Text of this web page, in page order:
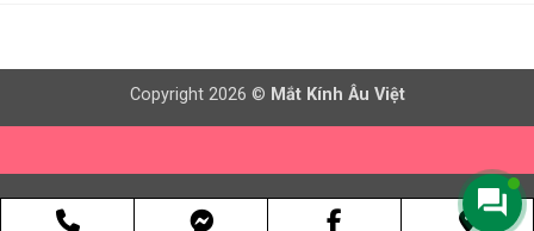
Copyright 2026 © Mắt Kính Âu Việt